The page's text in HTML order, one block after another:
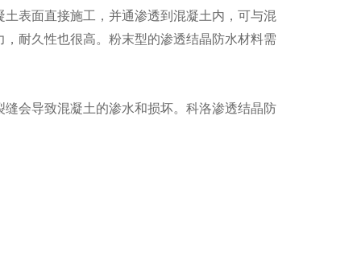
表面直接施工，并通渗透到混凝土内，可与混
耐久性也很高。粉末型的渗透结晶防水材料需
会导致混凝土的渗水和损坏。科洛渗透结晶防